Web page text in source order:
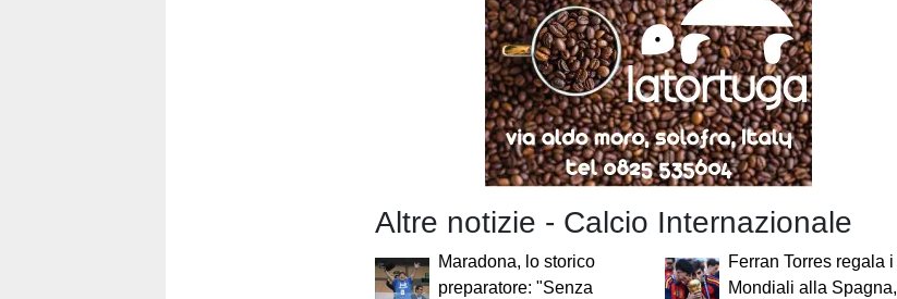
Altre notizie - Calcio Internazionale
Maradona, lo storico
preparatore: "Senza
Ferran Torres regala i
Mondiali alla Spagna,